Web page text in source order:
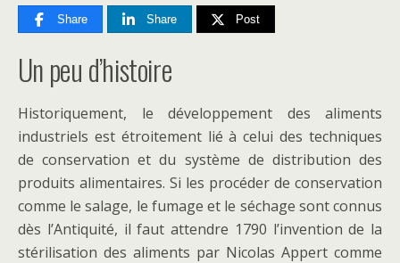
Share Share Post
Un peu d’histoire
Historiquement, le développement des aliments
industriels est étroitement lié à celui des techniques
de conservation et du système de distribution des
produits alimentaires. Si les procéder de conservation
comme le salage, le fumage et le séchage sont connus
dès l’Antiquité, il faut attendre 1790 l’invention de la
stérilisation des aliments par Nicolas Appert comme